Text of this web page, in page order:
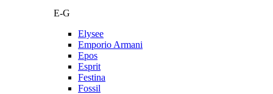
E-G
Elysee
Emporio Armani
Epos
Esprit
Festina
Fossil